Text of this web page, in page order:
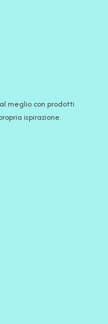
meglio con prodotti
ispirazione.